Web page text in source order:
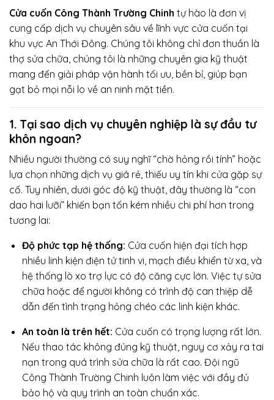
Cửa cuốn Công Thành Trường Chinh tự hào là đơn vị
cung cấp dịch vụ chuyên sâu về lĩnh vực cửa cuốn tại
khu vực An Thới Đông. Chúng tôi không chỉ đơn thuần là
thợ sửa chữa, chúng tôi là những chuyên gia kỹ thuật
mang đến giải pháp vận hành tối ưu, bền bỉ, giúp bạn
gạt bỏ mọi nỗi lo về an ninh mặt tiền.
1. Tại sao dịch vụ chuyên nghiệp là sự đầu tư
khôn ngoan?
Nhiều người thường có suy nghĩ “chờ hỏng rồi tính” hoặc
lựa chọn những dịch vụ giá rẻ, thiếu uy tín khi cửa gặp sự
cố. Tuy nhiên, dưới góc độ kỹ thuật, đây thường là “con
dao hai lưỡi” khiến bạn tốn kém nhiều chi phí hơn trong
tương lai:
Độ phức tạp hệ thống: Cửa cuốn hiện đại tích hợp
nhiều linh kiện điện tử tinh vi, mạch điều khiển từ xa, và
hệ thống lò xo trợ lực có độ căng cực lớn. Việc tự sửa
chữa hoặc để người không có trình độ can thiệp dễ
dẫn đến tình trạng hỏng chéo các linh kiện khác.
An toàn là trên hết: Cửa cuốn có trọng lượng rất lớn.
Nếu thao tác không đúng kỹ thuật, nguy cơ xảy ra tai
nạn trong quá trình sửa chữa là rất cao. Đội ngũ
Công Thành Trường Chinh luôn làm việc với đầy đủ
bảo hộ và quy trình an toàn chuẩn xác.